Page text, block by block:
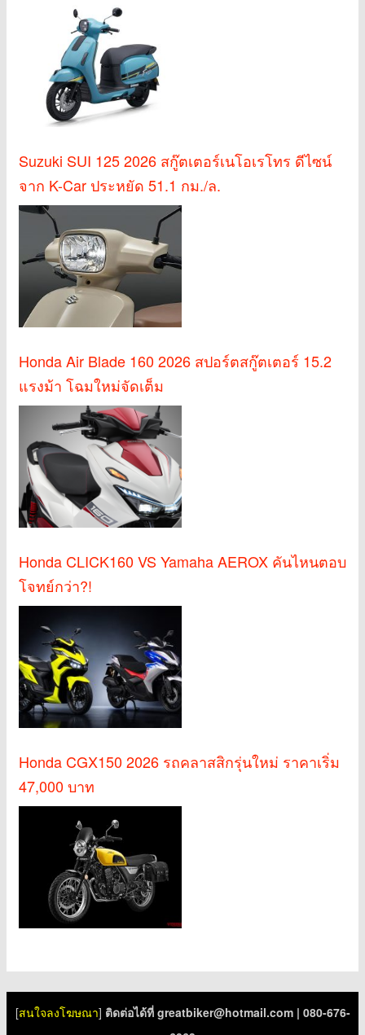
Suzuki SUI 125 2026 สกู๊ตเตอร์เนโอเรโทร ดีไซน์
จาก K-Car ประหยัด 51.1 กม./ล.
Honda Air Blade 160 2026 สปอร์ตสกู๊ตเตอร์ 15.2
แรงม้า โฉมใหม่จัดเต็ม
Honda CLICK160 VS Yamaha AEROX คันไหนตอบ
โจทย์กว่า?!
Honda CGX150 2026 รถคลาสสิกรุ่นใหม่ ราคาเริ่ม
47,000 บาท
[สนใจลงโฆษณา] ติดต่อได้ที่ greatbiker@hotmail.com| 080-676-